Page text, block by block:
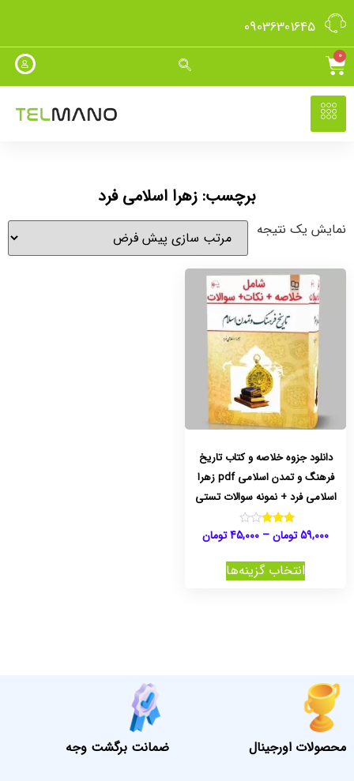
09036301645
0
برچسب: زهرا اسلامی فرد
نمایش یک نتیجه
دانلود جزوه خلاصه و کتاب تاریخ
فرهنگ و تمدن اسلامی pdf زهرا
اسلامی فرد + نمونه سوالات تستی
نمره
3.00
59,000تومان–
45,000تومان
انتخاب گزینه‌ها
محصولات اورجینال ضمانت برگشت وجه